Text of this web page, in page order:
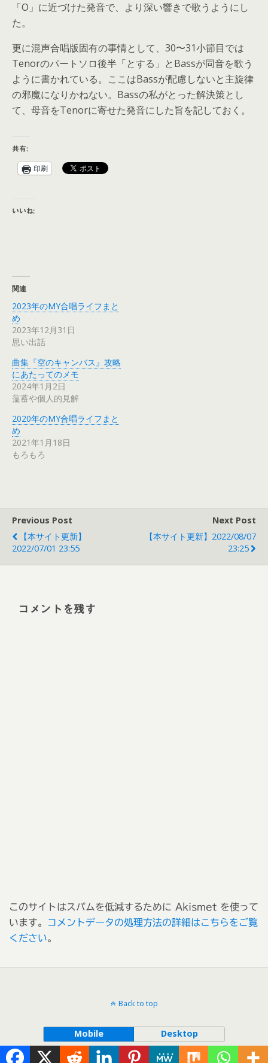
「O」に近づけた発音で、より深い響きで歌うようにし
た。
更に混声合唱版固有の事情として、30〜31小節目では
Tenorのパートソロ後半「とする」とBassが同音を歌う
ように書かれている。ここはBassが配慮しないと主旋律
の邪魔になりかねない。Bassの私がとった解決策とし
て、母音をTenorに寄せた発音にした旨を記しておく。
共有:
印刷
いいね:
関連
2023年のMY合唱ライフまと
め
2023年12月31日
思い出話
曲集『空のキャンバス』攻略
にあたってのメモ
2024年1月2日
薀蓄や個人的見解
2020年のMY合唱ライフまと
め
2021年1月18日
もろもろ
Previous Post
【本サイト更新】
2022/07/01 23:55
Next Post
【本サイト更新】2022/08/07
23:25
コメントを残す
このサイトはスパムを低減するために Akismet を使って
います。
コメントデータの処理方法の詳細はこちらをご覧
ください。
Back to top
Mobile Desktop